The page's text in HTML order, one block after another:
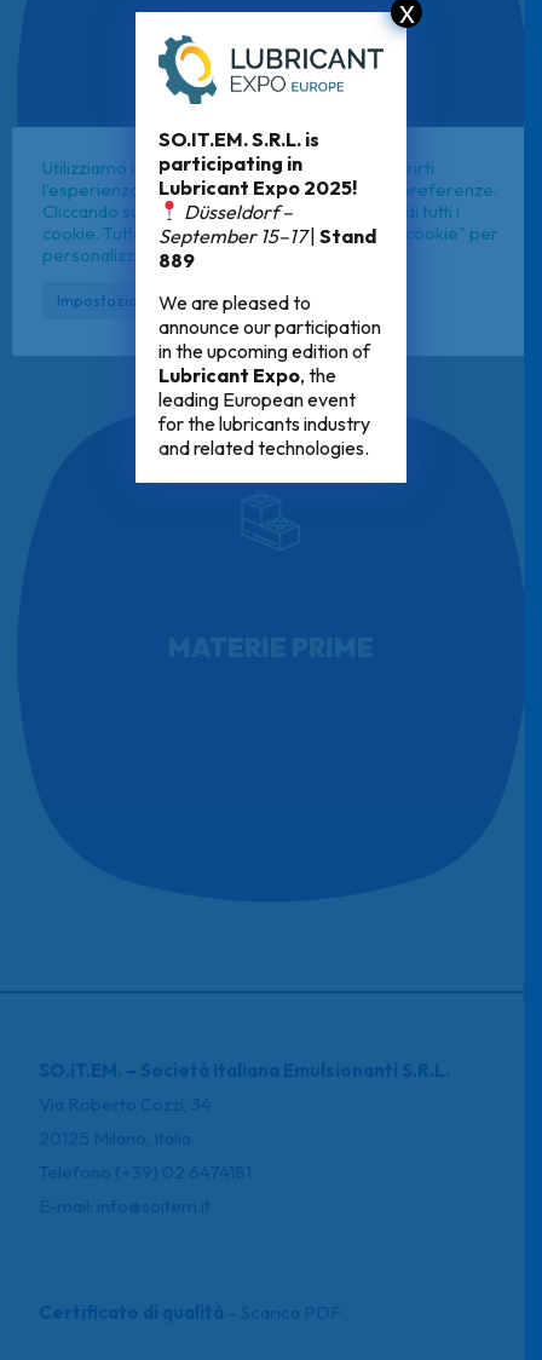
ANTISCHIUMOGENI
SO.IT.EM. – Società Italiana Emulsionanti S.R.L.
Via Roberto Cozzi, 34
20125 Milano, Italia
Telefono (+39) 02 6474181
E-mail: info@soitem.it
Certificato di qualità – Scarica PDF
Utilizziamo i cookie sul nostro sito Web per offrirti
l'esperienza più pertinente ricordando le tue preferenze.
Cliccando su "Accetta tutto", acconsenti all'uso di tutti i
cookie. Tuttavia, puoi andare su "Impostazioni cookie" per
personalizzare le tue scelte.
Impostazioni cookie Accetta tutto
SO.IT.EM. S.R.L. is
participating in
Lubricant Expo 2025!
Düsseldorf –
September 15–17| Stand
889
We are pleased to
announce our participation
in the upcoming edition of
Lubricant Expo, the
leading European event
for the lubricants industry
and related technologies.
x